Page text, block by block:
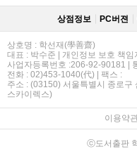
상점정보 PC버젼
상호명 : 학선재(學善齋)
대표 : 박수준 | 개인정보 보호 책임
사업자등록번호 :206-92-90181 |
전화 : 02)453-1040(代) | 팩스 :
주소 : (03150) 서울특별시 종로
스카이렉스)
이용약
ⓒ도서출판